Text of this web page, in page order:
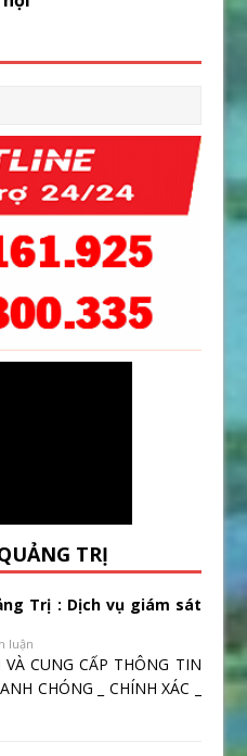
TRỊ
Trị : Dịch vụ giám sát
luận
CUNG CẤP THÔNG TIN
CHÓNG _ CHÍNH XÁC _